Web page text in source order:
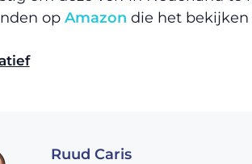
op Amazon die het bekijken
Ruud Caris